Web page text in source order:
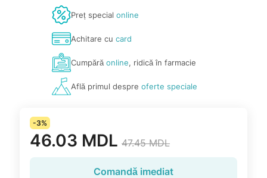
Preț special online
Achitare cu card
Cumpărăonline, ridică în farmacie
Află primul despre oferte speciale
-3%
46.03 MDL 47.45 MDL
Comandă imediat